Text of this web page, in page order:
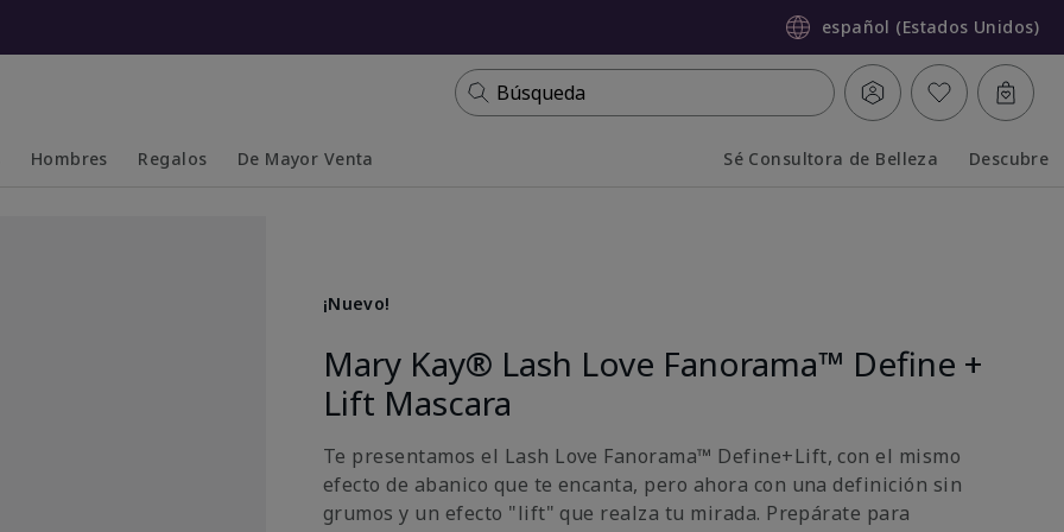
español (Estados Unidos)
Búsqueda
Hombres Regalos De Mayor Venta Sé Consultora de Belleza Descubre
¡Nuevo!
Mary Kay® Lash Love Fanorama™ Define +
Lift Mascara
Te presentamos el Lash Love Fanorama™ Define+Lift, con el mismo
efecto de abanico que te encanta, pero ahora con una definición sin
grumos y un efecto "lift" que realza tu mirada. Prepárate para